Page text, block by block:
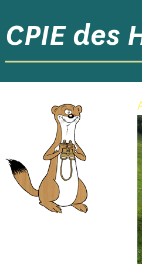
CPIE des